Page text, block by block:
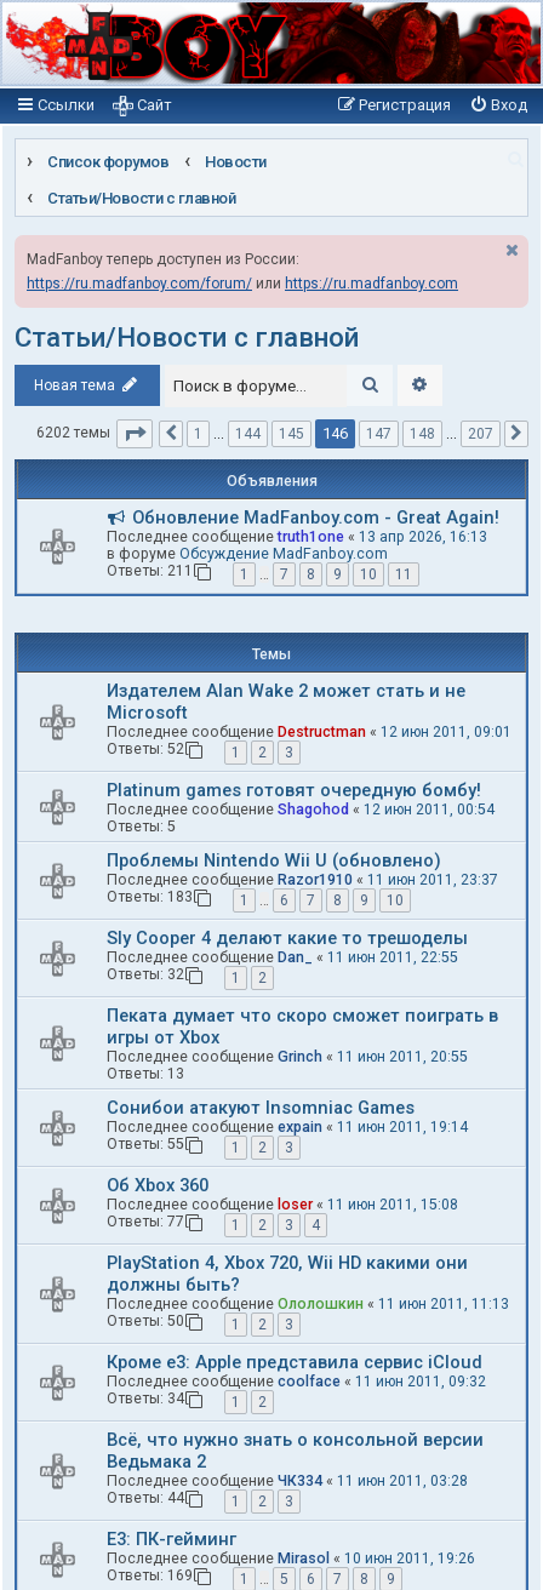
Ссылки Вход
Регистрация
Сайт
Список форумов
Новости
Статьи/Новости с главной
MadFanboy теперь доступен из России:
https://ru.madfanboy.com/forum/ или https://ru.madfanboy.com
Статьи/Новости с главной
Новая тема Поиск
6202 темы Страница 146 из 207
Пред.
1 … 144 145 146 147 148 … 207
Объявления
Обновление MadFanboy.com - Great Again!
Последнее сообщениеtruth1one « 13 апр 2026, 16:13
в форуме Обсуждение MadFanboy.com
Ответы: 211 1 … 7 8 9 10 11
Темы
Издателем Alan Wake 2 может стать и не
Microsoft
Последнее сообщение Destructman « 12 июн 2011, 09:01
Ответы: 52 1 2 3
Platinum games готовят очередную бомбу!
Последнее сообщение Shagohod « 12 июн 2011, 00:54
Ответы: 5
Проблемы Nintendo Wii U (обновлено)
Последнее сообщение Razor1910 « 11 июн 2011, 23:37
Ответы: 183 1 … 6 7 8 9 10
Sly Cooper 4 делают какие то трешоделы
Последнее сообщение Dan_ « 11 июн 2011, 22:55
Ответы: 32 1 2
Пеката думает что скоро сможет поиграть в
игры от Xbox
Последнее сообщение Grinch « 11 июн 2011, 20:55
Ответы: 13
Сонибои атакуют Insomniac Games
Последнее сообщение expain « 11 июн 2011, 19:14
Ответы: 55 1 2 3
Об Xbox 360
Последнее сообщение loser« 11 июн 2011, 15:08
Ответы: 77 1 2 3 4
PlayStation 4, Xbox 720, Wii HD какими они
должны быть?
Последнее сообщение Ололошкин « 11 июн 2011, 11:13
Ответы: 50 1 2 3
Кроме e3: Apple представила сервис iCloud
Последнее сообщение coolface « 11 июн 2011, 09:32
Ответы: 34 1 2
Всё, что нужно знать о консольной версии
Ведьмака 2
Последнее сообщение ЧК334« 11 июн 2011, 03:28
Ответы: 44 1 2 3
E3: ПК-гейминг
Последнее сообщение Mirasol « 10 июн 2011, 19:26
Ответы: 169 1 … 5 6 7 8 9